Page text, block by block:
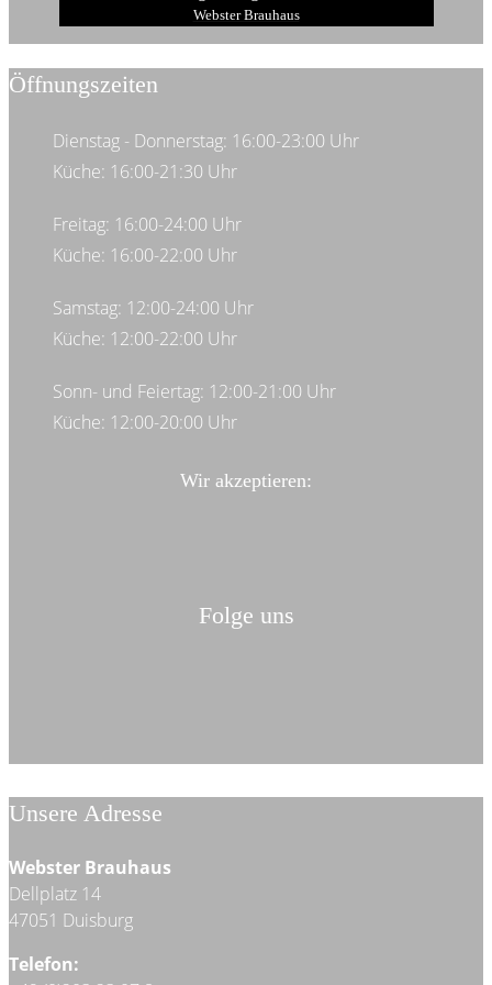
Webster Brauhaus
Öffnungszeiten
Dienstag - Donnerstag: 16:00-23:00 Uhr
Küche: 16:00-21:30 Uhr
Freitag: 16:00-24:00 Uhr
Küche: 16:00-22:00 Uhr
Samstag: 12:00-24:00 Uhr
Küche: 12:00-22:00 Uhr
Sonn- und Feiertag: 12:00-21:00 Uhr
Küche: 12:00-20:00 Uhr
Wir akzeptieren:
Folge uns
Unsere Adresse
Webster Brauhaus
Dellplatz 14
47051 Duisburg
Telefon: